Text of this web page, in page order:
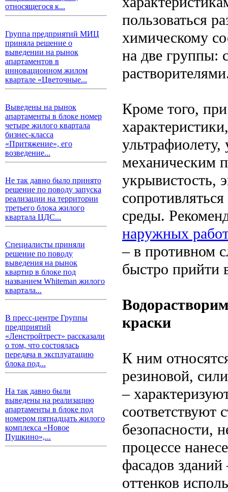
относящегося к...
Группа предприятий МИЦ
приняла решение о
выведении на рынок
апартаментов в
инновационном жилом
квартале «Цветочные...
Выведены на рынок
апартаменты в блоке номер
четыре жилого квартала
бизнес-класса
«Притяжение», его
возведение...
Не так давно было принято
решение по поводу запуска
реализации на территории
третьего блока жилого
квартала ЦДС...
Специалисты приняли
решение по поводу
выведения на рынок
квартир в блоке под
названием Whiteman жилого
квартала...
В пресс-центре Группы
предприятий
«Ленстройтрест» рассказали
о том, что состоялась
передача в эксплуатацию
блока под...
На так давно были
выведены на реализацию
апартаменты в блоке под
номером пятнадцать жилого
комплекса «Новое
Пушкино»,...
пользоваться
химическому
на две группы:
Кроме того,
механическим
укрывистость,
среды.
наружных
– в противном
быстро прийти
краски
К ним
резиновой,
–
соответствуют
безопасности,
процессе
фасадов
оттенков